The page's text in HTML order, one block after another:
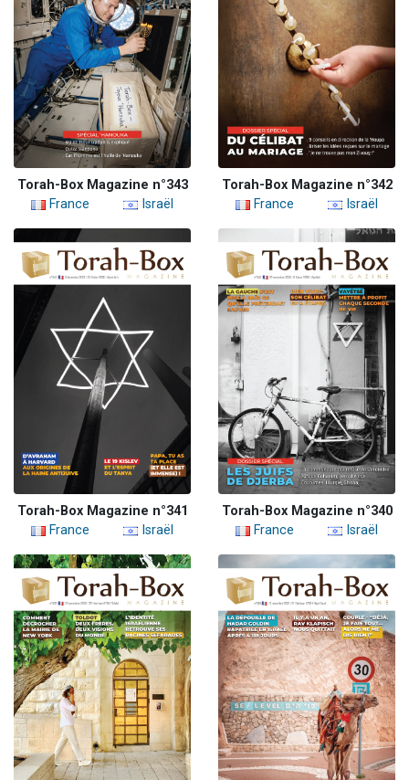
Torah-Box Magazine n°343
France
Israël
Torah-Box Magazine n°342
France
Israël
Torah-Box Magazine n°341
France
Israël
Torah-Box Magazine n°340
France
Israël